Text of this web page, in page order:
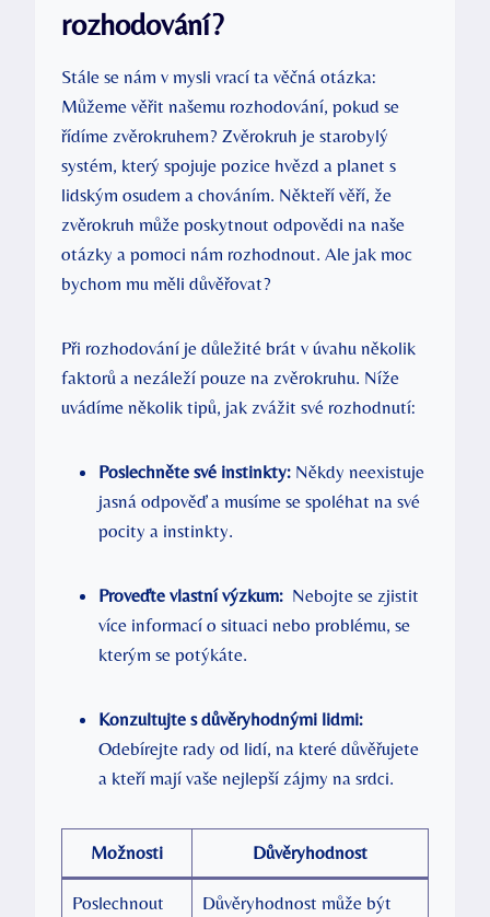
rozhodování?
Stále se nám ​v mysli vrací ta věčná otázka:
Můžeme věřit našemu rozhodování, pokud ⁣se ​
řídíme ‌zvěrokruhem? Zvěrokruh je starobylý​
systém, který spojuje pozice hvězd a planet ‌s
lidským osudem a‍ chováním.⁢ Někteří věří, že
zvěrokruh může ‌poskytnout‍ odpovědi na naše
otázky a pomoci nám‍ rozhodnout.​ Ale jak moc
bychom mu měli důvěřovat?
Při rozhodování‌ je důležité⁢ brát v úvahu několik
faktorů a nezáleží pouze‌ na⁣ zvěrokruhu.⁢ Níže
uvádíme několik‌ tipů, jak zvážit své rozhodnutí:
Poslechněte ⁣své ⁤instinkty: Někdy neexistuje
jasná odpověď ​a musíme se⁤ spoléhat na své
pocity ⁤a instinkty.
Proveďte vlastní výzkum: ‍ Nebojte ⁢se zjistit
více ⁣informací o situaci nebo ‌problému, se
kterým se ​potýkáte.
Konzultujte s důvěryhodnými lidmi:
Odebírejte rady od lidí, na které důvěřujete
a kteří mají⁣ vaše nejlepší ⁤zájmy na srdci.
Možnosti Důvěryhodnost
Poslechnout
Důvěryhodnost může být